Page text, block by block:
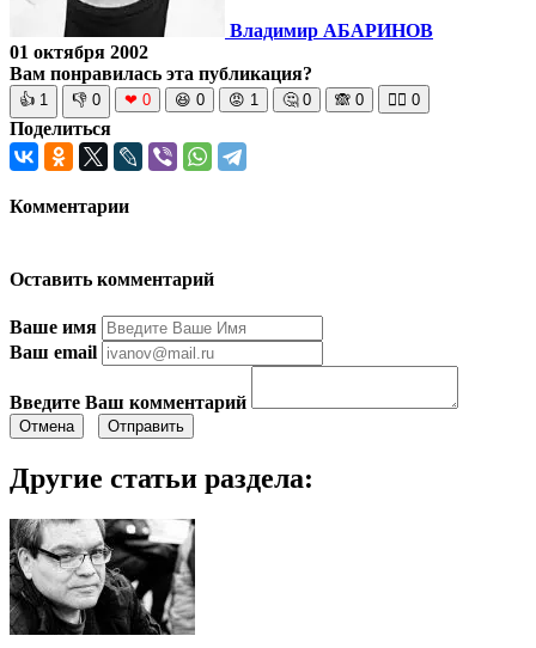
Владимир АБАРИНОВ
01 октября 2002
Вам понравилась эта публикация?
👍 1 👎 0 ❤ 0 😆 0 😡 1 🤔 0 🙈 0 🧘‍♀️ 0
Поделиться
Комментарии
Оставить комментарий
Ваше имя
Ваш email
Введите Ваш комментарий
Отмена Отправить
Другие статьи раздела: